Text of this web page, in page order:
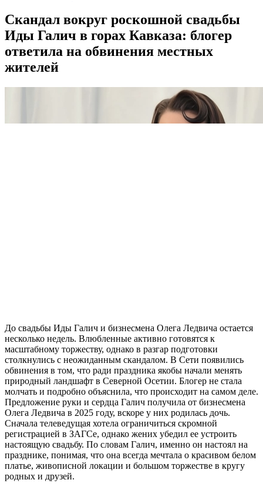
Скандал вокруг роскошной свадьбы
Иды Галич в горах Кавказа: блогер
ответила на обвинения местных
жителей
До свадьбы Иды Галич и бизнесмена Олега Ледвича остается
несколько недель. Влюбленные активно готовятся к
масштабному торжеству, однако в разгар подготовки
столкнулись с неожиданным скандалом. В Сети появились
обвинения в том, что ради праздника якобы начали менять
природный ландшафт в Северной Осетии. Блогер не стала
молчать и подробно объяснила, что происходит на самом деле.
Предложение руки и сердца Галич получила от бизнесмена
Олега Ледвича в 2025 году, вскоре у них родилась дочь.
Сначала телеведущая хотела ограничиться скромной
регистрацией в ЗАГСе, однако жених убедил ее устроить
настоящую свадьбу. По словам Галич, именно он настоял на
празднике, понимая, что она всегда мечтала о красивом белом
платье, живописной локации и большом торжестве в кругу
родных и друзей.